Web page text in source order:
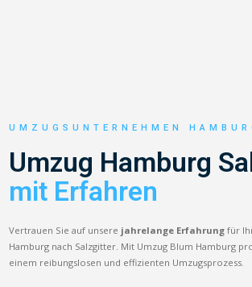
UMZUGSUNTERNEHMEN
Umzug Hamburg
mit Erfahren
Vertrauen Sie auf unsere jahrelange Erfahrung für
Hamburg nach Salzgitter. Mit Umzug Blum Hamburg
einem reibungslosen und effizienten Umzugsprozess.